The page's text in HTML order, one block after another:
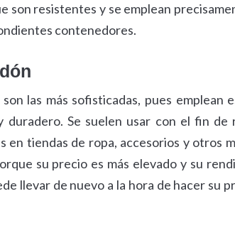
son resistentes y se emplean
contenedores.
son las más sofisticadas, pues
duradero. Se suelen usar con el fin
en tiendas de ropa, accesorios y otros
su precio es más elevado y su
llevar de nuevo a la hora de hacer su